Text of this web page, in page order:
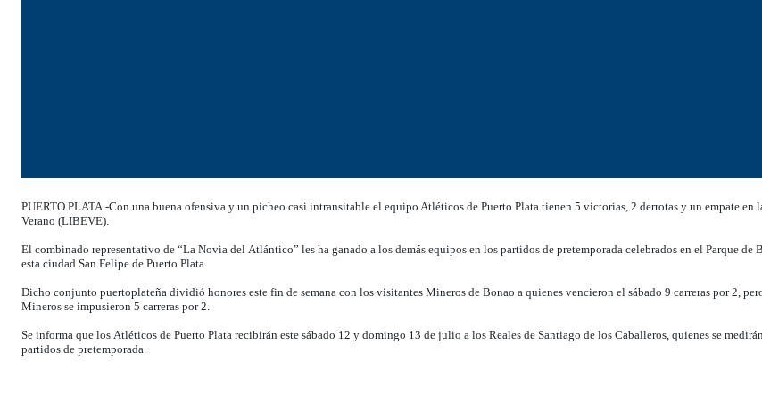
PUERTO PLATA.-Con una buena ofensiva y un picheo casi intransitable el equipo Atléticos de Puerto Plata tienen 5 victorias, 2 derrotas y un empate en
Verano (LIBEVE).
El combinado representativo de “La Novia del Atlántico” les ha ganado a los demás equipos en los partidos de pretemporada celebrados en el Parque de
esta ciudad San Felipe de Puerto Plata.
Dicho conjunto puertoplateña dividió honores este fin de semana con los visitantes Mineros de Bonao a quienes vencieron el sábado 9 carreras por 2,
Mineros se impusieron 5 carreras por 2.
Se informa que los Atléticos de Puerto Plata recibirán este sábado 12 y domingo 13 de julio a los Reales de Santiago de los Caballeros, quienes se
partidos de pretemporada.